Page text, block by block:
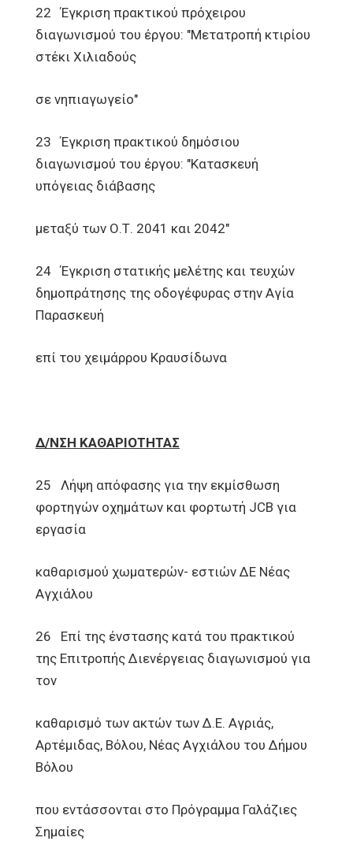
22 Έγκριση πρακτικού πρόχειρου
διαγωνισμού του έργου: "Μετατροπή κτιρίου
στέκι Χιλιαδούς
σε νηπιαγωγείο"
23 Έγκριση πρακτικού δημόσιου
διαγωνισμού του έργου: "Κατασκευή
υπόγειας διάβασης
μεταξύ των Ο.Τ. 2041 και 2042"
24 Έγκριση στατικής μελέτης και τευχών
δημοπράτησης της οδογέφυρας στην Αγία
Παρασκευή
επί του χειμάρρου Κραυσίδωνα
Δ/ΝΣΗ ΚΑΘΑΡΙΟΤΗΤΑΣ
25 Λήψη απόφασης για την εκμίσθωση
φορτηγών οχημάτων και φορτωτή JCB για
εργασία
καθαρισμού χωματερών- εστιών ΔΕ Νέας
Αγχιάλου
26 Επί της ένστασης κατά του πρακτικού
της Επιτροπής Διενέργειας διαγωνισμού για
τον
καθαρισμό των ακτών των Δ.Ε. Αγριάς,
Αρτέμιδας, Βόλου, Νέας Αγχιάλου του Δήμου
Βόλου
που εντάσσονται στο Πρόγραμμα Γαλάζιες
Σημαίες